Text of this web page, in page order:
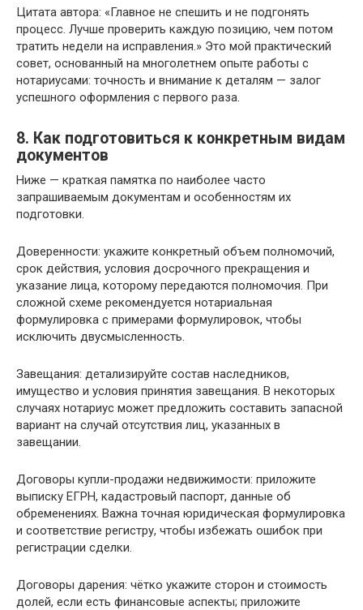
Цитата автора: «Главное не спешить и не подгонять
процесс. Лучше проверить каждую позицию, чем потом
тратить недели на исправления.» Это мой практический
совет, основанный на многолетнем опыте работы с
нотариусами: точность и внимание к деталям — залог
успешного оформления с первого раза.
8. Как подготовиться к конкретным видам
документов
Ниже — краткая памятка по наиболее часто
запрашиваемым документам и особенностям их
подготовки.
Доверенности: укажите конкретный объем полномочий,
срок действия, условия досрочного прекращения и
указание лица, которому передаются полномочия. При
сложной схеме рекомендуется нотариальная
формулировка с примерами формулировок, чтобы
исключить двусмысленность.
Завещания: детализируйте состав наследников,
имущество и условия принятия завещания. В некоторых
случаях нотариус может предложить составить запасной
вариант на случай отсутствия лиц, указанных в
завещании.
Договоры купли-продажи недвижимости: приложите
выписку ЕГРН, кадастровый паспорт, данные об
обременениях. Важна точная юридическая формулировка
и соответствие регистру, чтобы избежать ошибок при
регистрации сделки.
Договоры дарения: чётко укажите сторон и стоимость
долей, если есть финансовые аспекты; приложите